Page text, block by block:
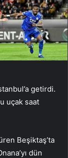
getirdi.
uçak saat
Beşiktaş’ta
dün